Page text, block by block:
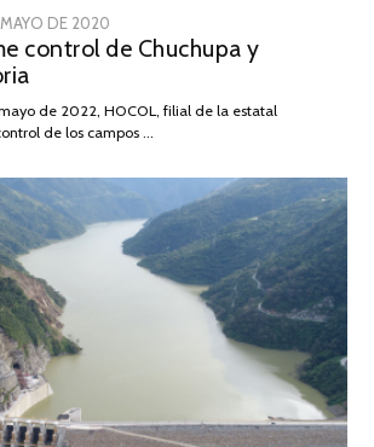
DE 2020
DE
2026
control de Chuchupa y
de 2022, HOCOL, filial de la estatal
de los campos …